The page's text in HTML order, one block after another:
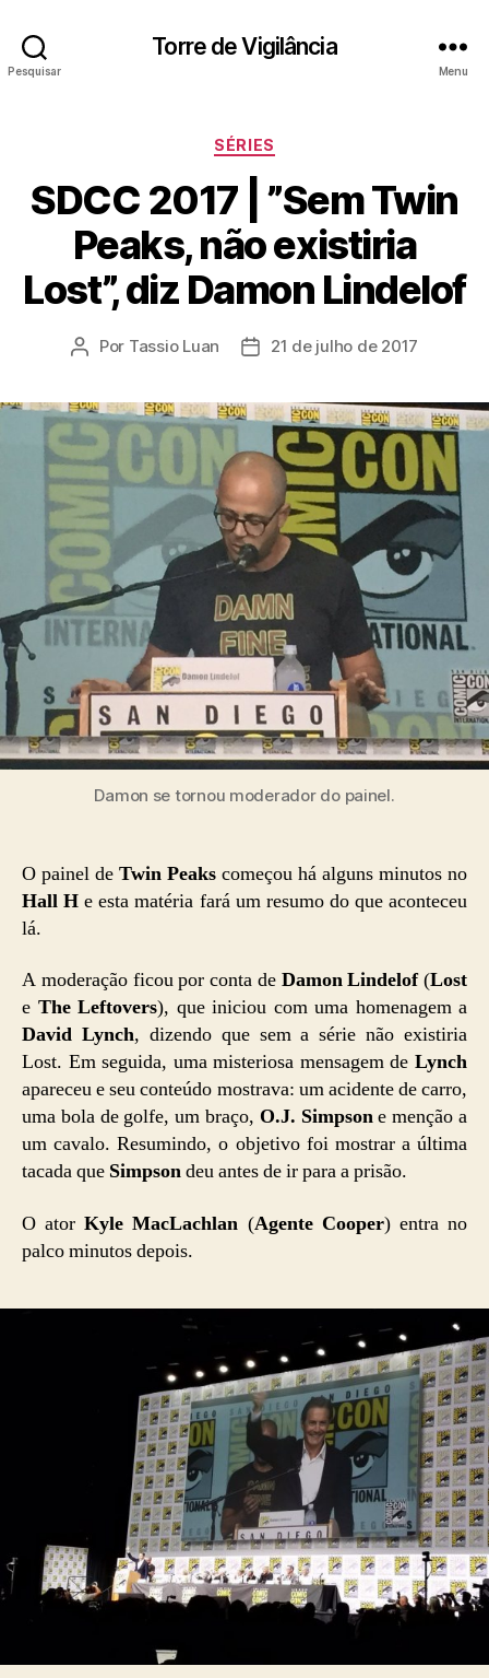
Pesquisar
Torre de Vigilância
Menu
Categorias
SÉRIES
SDCC 2017 | ”Sem Twin
Peaks, não existiria
Lost”, diz Damon Lindelof
Autor
Por Tassio Luan
Data21 de julho de 2017
Damon se tornou moderador do painel.
O painel de Twin Peaks começou há alguns minutos no
Hall H e esta matéria fará um resumo do que aconteceu
lá.
A moderação ficou por conta de Damon Lindelof(Lost
e The Leftovers), que iniciou com uma homenagem a
David Lynch, dizendo que sem a série não existiria
Lost. Em seguida, uma misteriosa mensagem de Lynch
apareceu e seu conteúdo mostrava: um acidente de carro,
uma bola de golfe, um braço, O.J. Simpsone menção a
um cavalo. Resumindo, o objetivo foi mostrar a última
tacada que Simpsondeu antes de ir para a prisão.
O atorKyle MacLachlan (Agente Cooper) entra no
palco minutos depois.